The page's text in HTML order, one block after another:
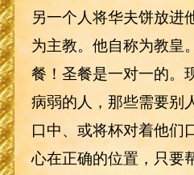
另一个人将华夫饼放进
为主教。他自称为教皇
餐！圣餐是一对一的。
病弱的人，那些需要别
口中、或将杯对着他们
心在正确的位置，只要